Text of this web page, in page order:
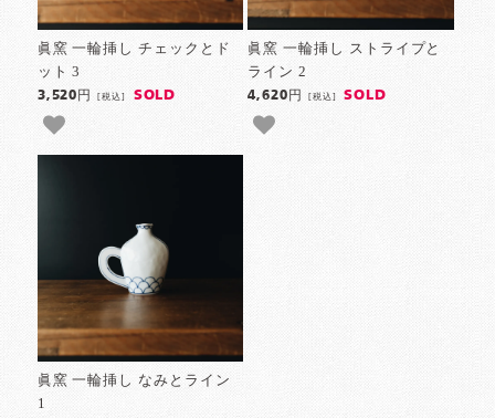
眞窯 一輪挿し チェックとド
ット 3
3,520円[税込] SOLD
眞窯 一輪挿し ストライプと
ライン 2
4,620円 [税込] SOLD
眞窯 一輪挿し なみとライン
1